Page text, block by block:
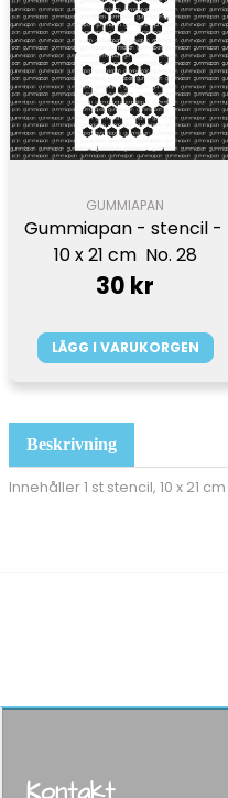
Beskrivning
Innehåller 1 st stencil, 10 x 21 cm
GUMMIAPAN
Gummiapan - stencil -
10 x 21 cm  No. 28
30 kr
LÄGG I VARUKORGEN